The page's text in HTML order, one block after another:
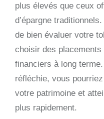
plus élevés que ceux
d’épargne
de bien évaluer votre
choisir des
financiers à long
réfléchie, vous
votre patrimoine et
plus rapidement.